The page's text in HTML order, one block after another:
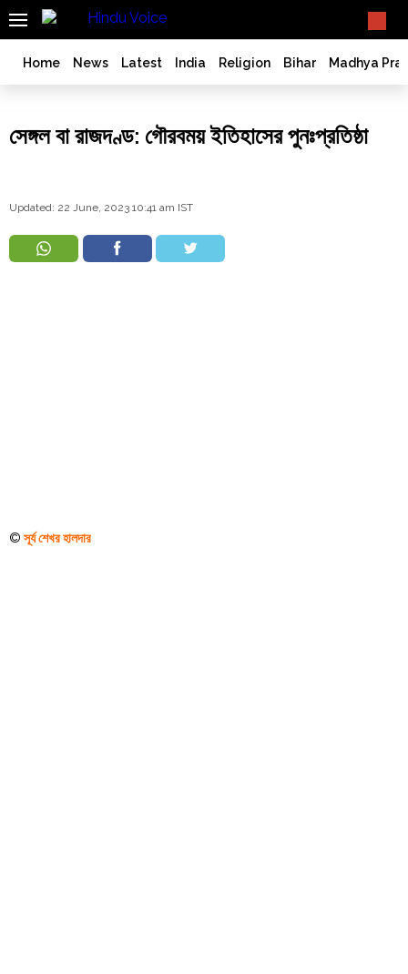
SEARCH
India
Bangladesh
Bengal
Articles
Love
Jihad
Home News Latest India Religion Bihar Madhya
সেঙ্গল বা রাজদণ্ড: গৌরবময় ইতিহাসের পুনঃপ্রতিষ্ঠা
Updated: 22 June, 2023 10:41 am IST
© সূর্য শেখর হালদার